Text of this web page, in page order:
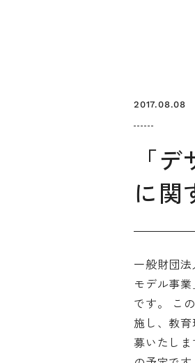
デザイン団
プライバシーポリシー ソ
2017.08.08
「
に関
一般財団
モデル事
です。 こ
施し、教
募いたし